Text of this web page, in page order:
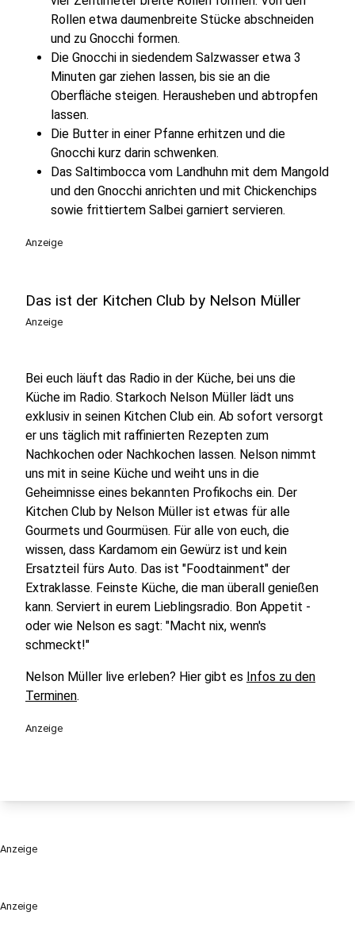
Anzeige
Rollen etwa daumenbreite Stücke abschneiden
und zu Gnocchi formen.
Die Gnocchi in siedendem Salzwasser etwa 3
Minuten gar ziehen lassen, bis sie an die
Oberfläche steigen. Herausheben und abtropfen
lassen.
Die Butter in einer Pfanne erhitzen und die
Gnocchi kurz darin schwenken.
Das Saltimbocca vom Landhuhn mit dem Mangold
und den Gnocchi anrichten und mit Chickenchips
sowie frittiertem Salbei garniert servieren.
Anzeige
Das ist der Kitchen Club by Nelson Müller
Anzeige
Bei euch läuft das Radio in der Küche, bei uns die
Küche im Radio. Starkoch Nelson Müller lädt uns
exklusiv in seinen Kitchen Club ein. Ab sofort versorgt
er uns täglich mit raffinierten Rezepten zum
Nachkochen oder Nachkochen lassen. Nelson nimmt
uns mit in seine Küche und weiht uns in die
Geheimnisse eines bekannten Profikochs ein. Der
Kitchen Club by Nelson Müller ist etwas für alle
Gourmets und Gourmüsen. Für alle von euch, die
wissen, dass Kardamom ein Gewürz ist und kein
Ersatzteil fürs Auto. Das ist "Foodtainment" der
Extraklasse. Feinste Küche, die man überall genießen
kann. Serviert in eurem Lieblingsradio. Bon Appetit -
oder wie Nelson es sagt: "Macht nix, wenn's
schmeckt!"
Nelson Müller live erleben? Hier gibt es Infos zu den
Terminen.
Anzeige
Anzeige